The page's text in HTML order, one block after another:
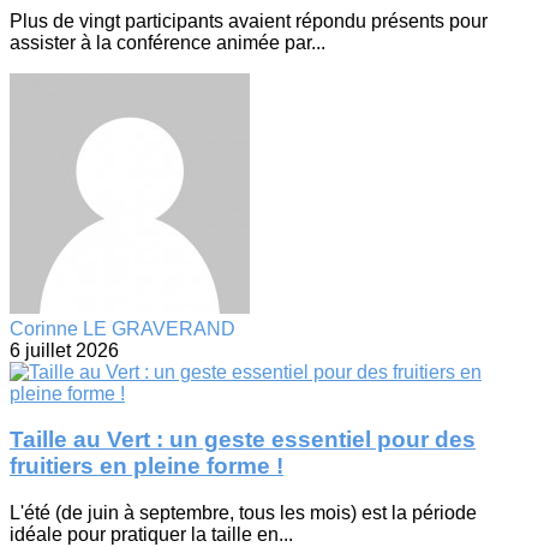
Plus de vingt participants avaient répondu présents pour
assister à la conférence animée par...
Corinne LE GRAVERAND
6 juillet 2026
Taille au Vert : un geste essentiel pour des
fruitiers en pleine forme !
L'été (de juin à septembre, tous les mois) est la période
idéale pour pratiquer la taille en...